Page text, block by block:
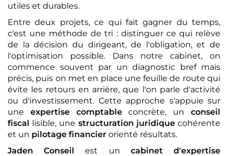
utiles et durables.
Entre deux projets, ce qui fait gagner du temps,
c'est une méthode de tri : distinguer ce qui relève
de la décision du dirigeant, de l'obligation, et de
l'optimisation possible. Dans notre cabinet, on
commence souvent par un diagnostic bref mais
précis, puis on met en place une feuille de route qui
évite les retours en arrière, que l'on parle d'activité
ou d'investissement. Cette approche s'appuie sur
une expertise comptableconcrète, unconseil
fiscal lisible, une structuration juridiquecohérente
et un pilotage financier orienté résultats.
Jaden Conseil est un cabinet d'expertise